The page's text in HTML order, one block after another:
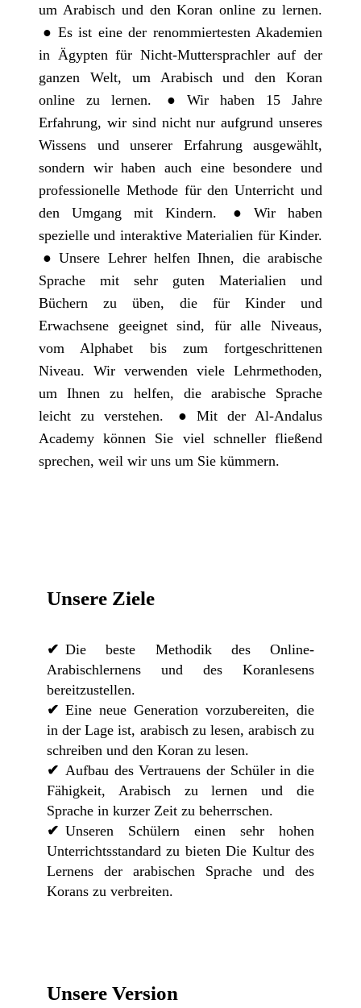
um Arabisch und den Koran online zu lernen.
Es ist eine der renommiertesten Akademien
in Ägypten für Nicht-Muttersprachler auf der
ganzen Welt, um Arabisch und den Koran
online zu lernen.
Wir haben 15 Jahre
Erfahrung, wir sind nicht nur aufgrund unseres
Wissens und unserer Erfahrung ausgewählt,
sondern wir haben auch eine besondere und
professionelle Methode für den Unterricht und
den Umgang mit Kindern.
Wir haben
spezielle und interaktive Materialien für Kinder.
Unsere Lehrer helfen Ihnen, die arabische
Sprache mit sehr guten Materialien und
Büchern zu üben, die für Kinder und
Erwachsene geeignet sind, für alle Niveaus,
vom Alphabet bis zum fortgeschrittenen
Niveau. Wir verwenden viele Lehrmethoden,
um Ihnen zu helfen, die arabische Sprache
leicht zu verstehen.
Mit der Al-Andalus
Academy können Sie viel schneller fließend
sprechen, weil wir uns um Sie kümmern.
Unsere Ziele
Die beste Methodik des Online-
Arabischlernens und des Koranlesens
bereitzustellen.
Eine neue Generation vorzubereiten, die
in der Lage ist, arabisch zu lesen, arabisch zu
schreiben und den Koran zu lesen.
Aufbau des Vertrauens der Schüler in die
Fähigkeit, Arabisch zu lernen und die
Sprache in kurzer Zeit zu beherrschen.
Unseren Schülern einen sehr hohen
Unterrichtsstandard zu bieten Die Kultur des
Lernens der arabischen Sprache und des
Korans zu verbreiten.
Unsere Version